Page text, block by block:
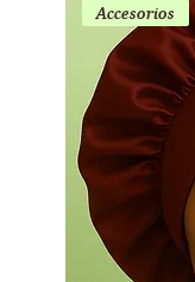
Accesorios